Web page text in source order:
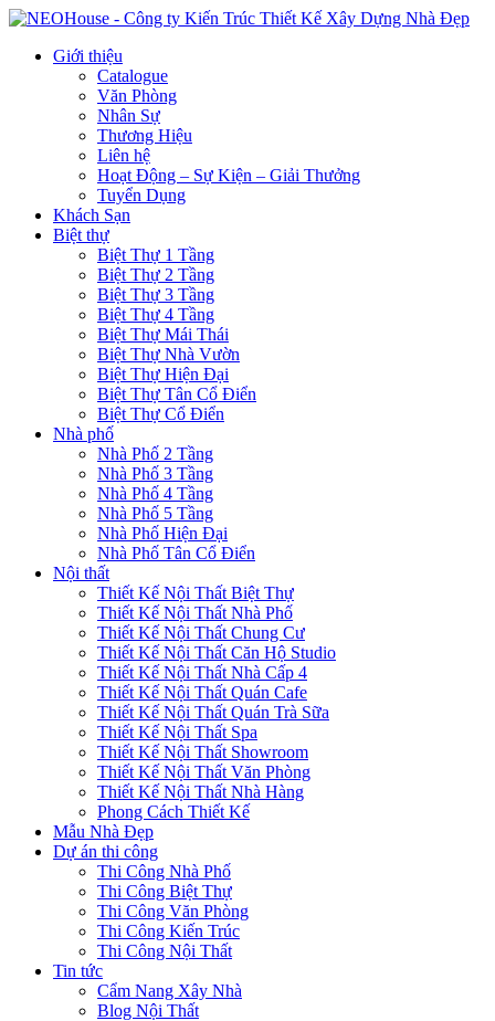
Giới thiệu
Catalogue
Văn Phòng
Nhân Sự
Thương Hiệu
Liên hệ
Hoạt Động – Sự Kiện – Giải Thưởng
Tuyển Dụng
Khách Sạn
Biệt thự
Biệt Thự 1 Tầng
Biệt Thự 2 Tầng
Biệt Thự 3 Tầng
Biệt Thự 4 Tầng
Biệt Thự Mái Thái
Biệt Thự Nhà Vườn
Biệt Thự Hiện Đại
Biệt Thự Tân Cổ Điển
Biệt Thự Cổ Điển
Nhà phố
Nhà Phố 2 Tầng
Nhà Phố 3 Tầng
Nhà Phố 4 Tầng
Nhà Phố 5 Tầng
Nhà Phố Hiện Đại
Nhà Phố Tân Cổ Điển
Nội thất
Thiết Kế Nội Thất Biệt Thự
Thiết Kế Nội Thất Nhà Phố
Thiết Kế Nội Thất Chung Cư
Thiết Kế Nội Thất Căn Hộ Studio
Thiết Kế Nội Thất Nhà Cấp 4
Thiết Kế Nội Thất Quán Cafe
Thiết Kế Nội Thất Quán Trà Sữa
Thiết Kế Nội Thất Spa
Thiết Kế Nội Thất Showroom
Thiết Kế Nội Thất Văn Phòng
Thiết Kế Nội Thất Nhà Hàng
Phong Cách Thiết Kế
Mẫu Nhà Đẹp
Dự án thi công
Thi Công Nhà Phố
Thi Công Biệt Thự
Thi Công Văn Phòng
Thi Công Kiến Trúc
Thi Công Nội Thất
Tin tức
Cẩm Nang Xây Nhà
Blog Nội Thất